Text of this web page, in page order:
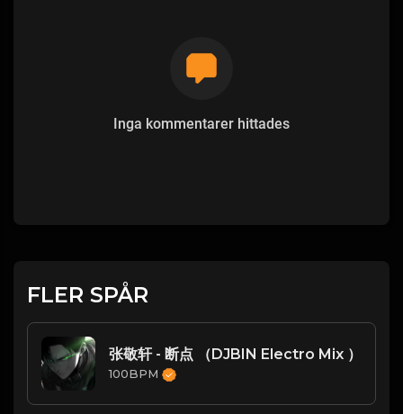
Inga kommentarer hittades
FLER SPÅR
张敬轩 - 断点 （DJBIN Electro Mix ）
100BPM